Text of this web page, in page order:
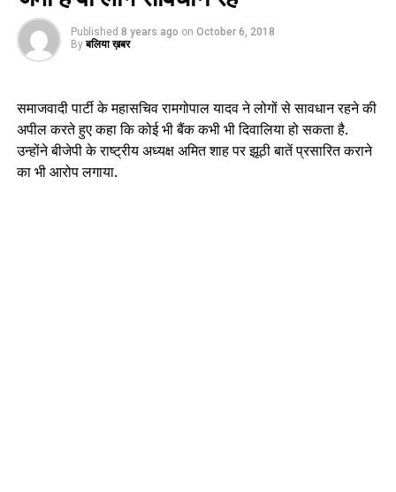
Published 8 years ago on October 6, 2018
By बलिया ख़बर
समाजवादी पार्टी के महासचिव रामगोपाल यादव ने लोगों से सावधान रहने की
अपील करते हुए कहा कि कोई भी बैंक कभी भी दिवालिया हो सकता है.
उन्होंने बीजेपी के राष्ट्रीय अध्यक्ष अमित शाह पर झूठी बातें प्रसारित कराने
का भी आरोप लगाया.